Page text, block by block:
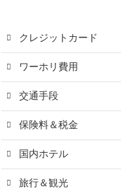
クレジットカード
ワーホリ費用
交通手段
保険料＆税金
国内ホテル
旅行＆観光